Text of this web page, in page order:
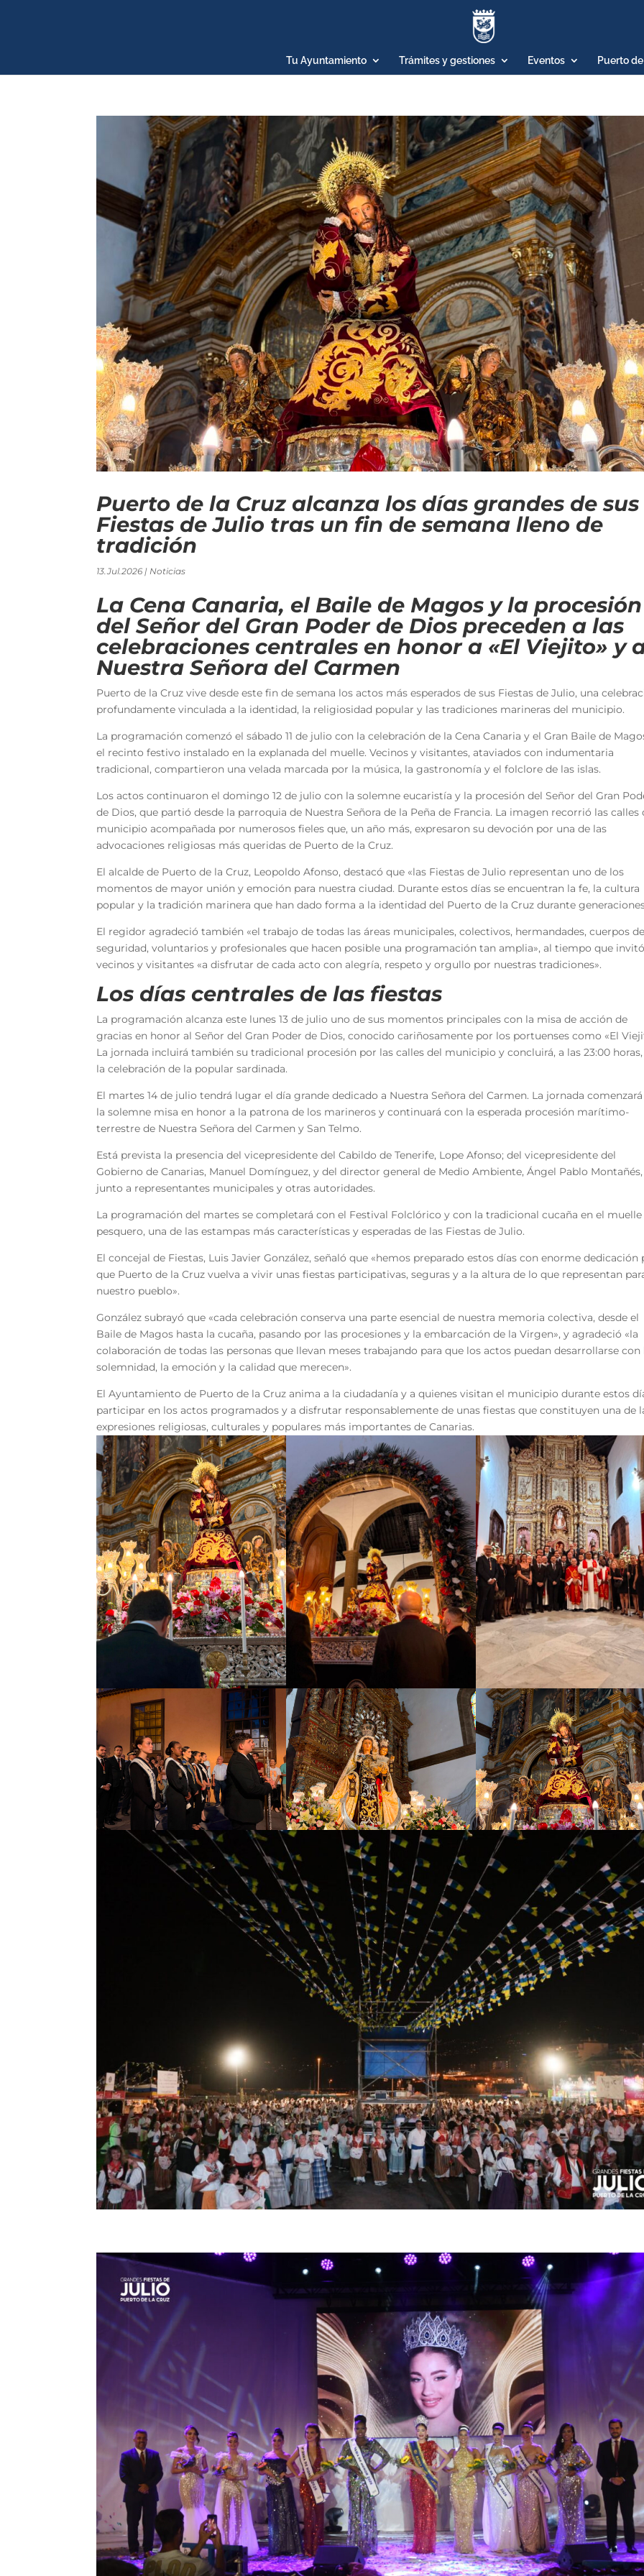
Tu Ayuntamiento Trámites y gestiones Eventos Puerto
Puerto de la Cruz alcanza los días grandes de sus
Fiestas de Julio tras un fin de semana lleno de
tradición
13.Jul.2026 | Noticias
La Cena Canaria, el Baile de Magos y la procesión
del Señor del Gran Poder de Dios preceden a las
celebraciones centrales en honor a «El Viejito» y
Nuestra Señora del Carmen
Puerto de la Cruz vive desde este fin de semana los actos más esperados de sus Fiestas de Julio, una
profundamente vinculada a la identidad, la religiosidad popular y las tradiciones marineras del municipio.
La programación comenzó el sábado 11 de julio con la celebración de la Cena Canaria y el Gran Baile de
el recinto festivo instalado en la explanada del muelle. Vecinos y visitantes, ataviados con indumentaria
tradicional, compartieron una velada marcada por la música, la gastronomía y el folclore de las islas.
Los actos continuaron el domingo 12 de julio con la solemne eucaristía y la procesión del Señor del Gran
de Dios, que partió desde la parroquia de Nuestra Señora de la Peña de Francia. La imagen recorrió las calles
municipio acompañada por numerosos fieles que, un año más, expresaron su devoción por una de las
advocaciones religiosas más queridas de Puerto de la Cruz.
El alcalde de Puerto de la Cruz, Leopoldo Afonso, destacó que «las Fiestas de Julio representan uno de los
momentos de mayor unión y emoción para nuestra ciudad. Durante estos días se encuentran la fe, la cultura
popular y la tradición marinera que han dado forma a la identidad del Puerto de la Cruz durante
El regidor agradeció también «el trabajo de todas las áreas municipales, colectivos, hermandades, cuerpos de
seguridad, voluntarios y profesionales que hacen posible una programación tan amplia», al tiempo que
vecinos y visitantes «a disfrutar de cada acto con alegría, respeto y orgullo por nuestras tradiciones».
Los días centrales de las fiestas
La programación alcanza este lunes 13 de julio uno de sus momentos principales con la misa de acción de
gracias en honor al Señor del Gran Poder de Dios, conocido cariñosamente por los portuenses como «El
La jornada incluirá también su tradicional procesión por las calles del municipio y concluirá, a las 23:00
la celebración de la popular sardinada.
El martes 14 de julio tendrá lugar el día grande dedicado a Nuestra Señora del Carmen. La jornada
la solemne misa en honor a la patrona de los marineros y continuará con la esperada procesión marítimo-
terrestre de Nuestra Señora del Carmen y San Telmo.
Está prevista la presencia del vicepresidente del Cabildo de Tenerife, Lope Afonso; del vicepresidente del
Gobierno de Canarias, Manuel Domínguez, y del director general de Medio Ambiente, Ángel Pablo Montañés,
junto a representantes municipales y otras autoridades.
La programación del martes se completará con el Festival Folclórico y con la tradicional cucaña en el muelle
pesquero, una de las estampas más características y esperadas de las Fiestas de Julio.
El concejal de Fiestas, Luis Javier González, señaló que «hemos preparado estos días con enorme dedicación
que Puerto de la Cruz vuelva a vivir unas fiestas participativas, seguras y a la altura de lo que representan
nuestro pueblo».
González subrayó que «cada celebración conserva una parte esencial de nuestra memoria colectiva, desde el
Baile de Magos hasta la cucaña, pasando por las procesiones y la embarcación de la Virgen», y agradeció «la
colaboración de todas las personas que llevan meses trabajando para que los actos puedan desarrollarse con
solemnidad, la emoción y la calidad que merecen».
El Ayuntamiento de Puerto de la Cruz anima a la ciudadanía y a quienes visitan el municipio durante estos
participar en los actos programados y a disfrutar responsablemente de unas fiestas que constituyen una de
expresiones religiosas, culturales y populares más importantes de Canarias.